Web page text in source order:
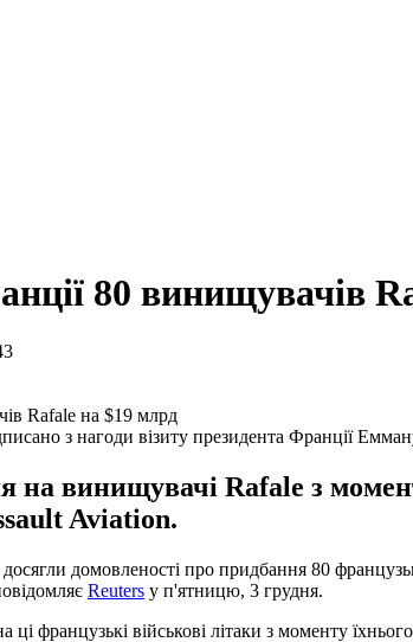
80 винищувачів
з нагоди візиту президента Франції
на винищувачі Rafale з
Aviation.
домовленості про придбання 80
Reuters у п'ятницю, 3 грудня.
французькі військові літаки з моменту